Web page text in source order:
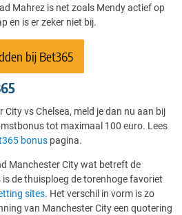
Mahrez is net zoals Mendy actief op
en is er zeker niet bij.
bij Bet365
City vs Chelsea, meld je dan nu aan bij
tot maximaal 100 euro. Lees
bonus pagina.
Manchester City wat betreft de
de thuisploeg de torenhoge favoriet
sites. Het verschil in vorm is zo
van Manchester City een quotering